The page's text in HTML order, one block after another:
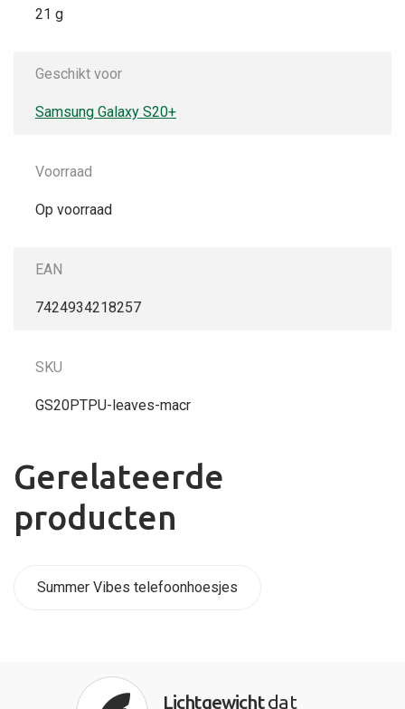
21 g
Geschikt voor
Samsung Galaxy S20+
Voorraad
Op voorraad
EAN
7424934218257
SKU
GS20PTPU-leaves-macr
Gerelateerde
producten
Summer Vibes telefoonhoesjes
Lichtgewichtdat